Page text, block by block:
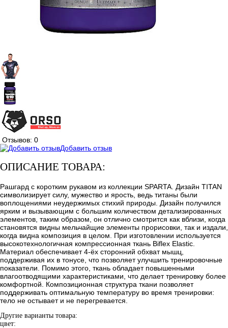
Отзывов: 0
Добавить отзыв
ОПИСАНИЕ ТОВАРА:
Рашгард с коротким рукавом из коллекции SPARTA. Дизайн TITAN
символизирует силу, мужество и ярость, ведь титаны были
воплощениями неудержимых стихий природы. Дизайн получился
ярким и вызывающим с большим количеством детализированных
элементов, таким образом, он отлично смотрится как вблизи, когда
становятся видны мельчайщие элементы прорисовки, так и издали,
когда видна композиция в целом. При изготовлении используется
высокотехнологичная компрессионная ткань Biflex Elastic.
Материал обеспечивает 4-ёх сторонний обхват мышц,
поддерживая их в тонусе, что позволяет улучшить тренировочные
показатели. Помимо этого, ткань обладает повышенными
влагоотводящими характеристиками, что делает тренировку более
комфортной. Композиционная структура ткани позволяет
поддерживать оптимальную температуру во время тренировки:
тело не остывает и не перегревается.
Другие варианты товара:
цвет: